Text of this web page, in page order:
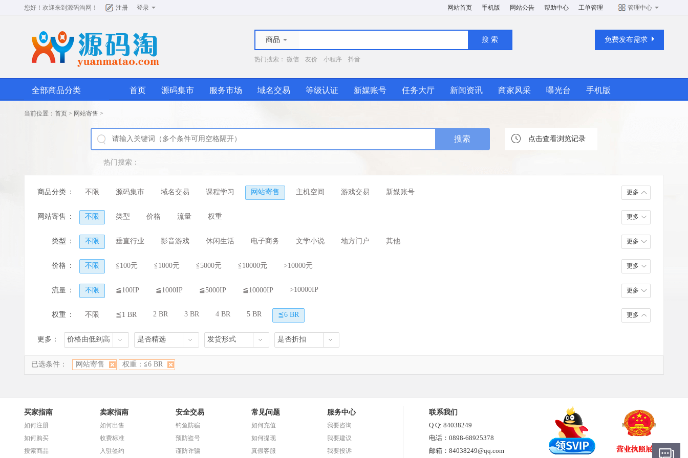
您好！欢迎来到 源码淘网 ！ 注册 登录 网站首页 手机版 网站公告 帮助中心 工单管理 管理中心
商品
热门搜索： 微信 友价 小程序 抖音
免费发布需求
全部商品分类 首页 源码集市 服务市场 域名交易 等级认证 新媒账号 任务大厅 新闻资讯 商家风采 曝光台 手机版
当前位置： 首页 > 网站寄售 >
点击查看浏览记录
热门搜索：
商品分类 ： 不限 源码集市 域名交易 课程学习 网站寄售 主机空间 游戏交易 新媒账号 更多
网站寄售 ： 不限 类型 价格 流量 权重 更多
类型 ： 不限 垂直行业 影音游戏 休闲生活 电子商务 文学小说 地方门户 其他 更多
价格 ： 不限 ≦100元 ≦1000元 ≦5000元 ≦10000元 >10000元 更多
流量 ： 不限 ≦100IP ≦1000IP ≦5000IP ≦10000IP >10000IP 更多
权重 ： 不限 ≦1 BR 2 BR 3 BR 4 BR 5 BR ≦6 BR 更多
更多： 价格由低到高 是否精选 发货形式 是否折扣
已选条件： 网站寄售 权重：≦6 BR
买家指南
如何注册
如何购买
搜索商品
卖家指南
如何出售
收费标准
入驻签约
安全交易
钓鱼防骗
预防盗号
谨防诈骗
常见问题
如何充值
如何提现
真假客服
服务中心
我要咨询
我要建议
我要投诉
联系我们
Q Q: 84038249
电话：0898-68925378
邮箱：84038249@qq.com